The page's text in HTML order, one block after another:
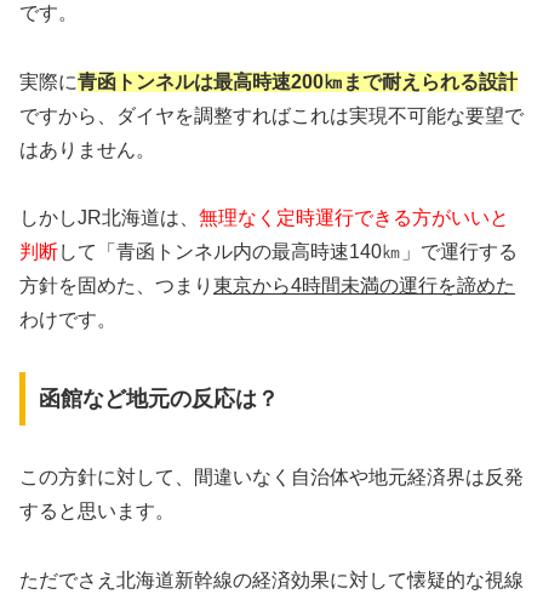
です。
実際に青函トンネルは最高時速200㎞まで耐えられる設計
ですから、ダイヤを調整すればこれは実現不可能な要望で
はありません。
しかしJR北海道は、 無理なく定時運行できる方がいいと
判断して「青函トンネル内の最高時速140㎞」で運行する
方針を固めた、つまり 東京から4時間未満の運行を諦めた
わけです。
函館など地元の反応は？
この方針に対して、間違いなく自治体や地元経済界は反発
すると思います。
ただでさえ北海道新幹線の経済効果に対して懐疑的な視線